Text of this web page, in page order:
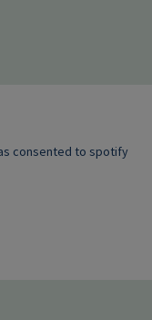
consented to spotify